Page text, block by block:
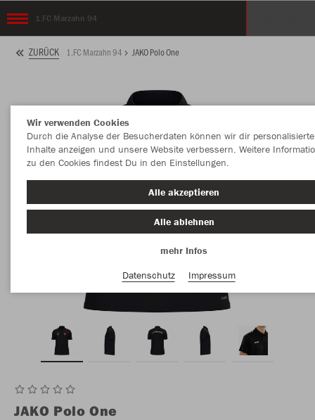
1.FC Marzahn 94
ZURÜCK 1.FC Marzahn 94 JAKO Polo One
JAKO Polo One
Wir verwenden Cookies
Durch die Analyse der Besucherdaten können wir dir personalisierte
Inhalte anzeigen und unsere Website verbessern. Weitere
zu den Cookies findest Du in den Einstellungen.
Alle akzeptieren
Alle ablehnen
mehr Infos
Datenschutz
Impressum